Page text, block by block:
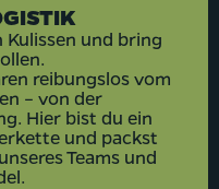
und bring
reibungslos vom
– von der
Hier bist du ein
und packst
Teams und